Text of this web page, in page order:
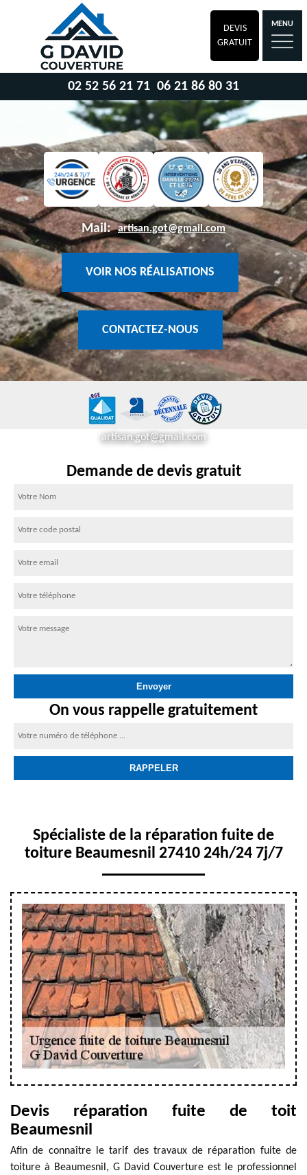
DEVIS
GRATUIT
MENU
02 52 56 21 71 06 21 86 80 31
Mail: artisan.got@gmail.com
VOIR NOS RÉALISATIONS
CONTACTEZ-NOUS
artisan.got@gmail.com
Demande de devis gratuit
On vous rappelle gratuitement
Spécialiste de la réparation fuite de
toiture Beaumesnil 27410 24h/24 7j/7
Devis réparation fuite de toit
Beaumesnil
Afin de connaître le tarif des travaux de réparation fuite de
toiture à Beaumesnil, G David Couverture est le professionnel